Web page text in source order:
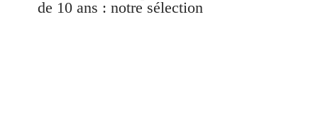
de 10 ans : notre sélection